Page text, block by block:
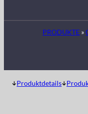
PRODUKTE »
Produktdetails